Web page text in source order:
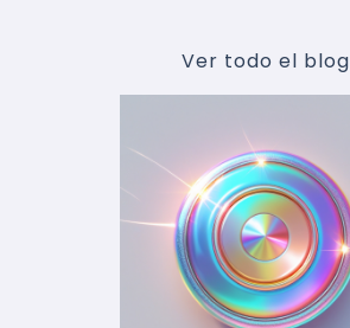
Ver todo el blog